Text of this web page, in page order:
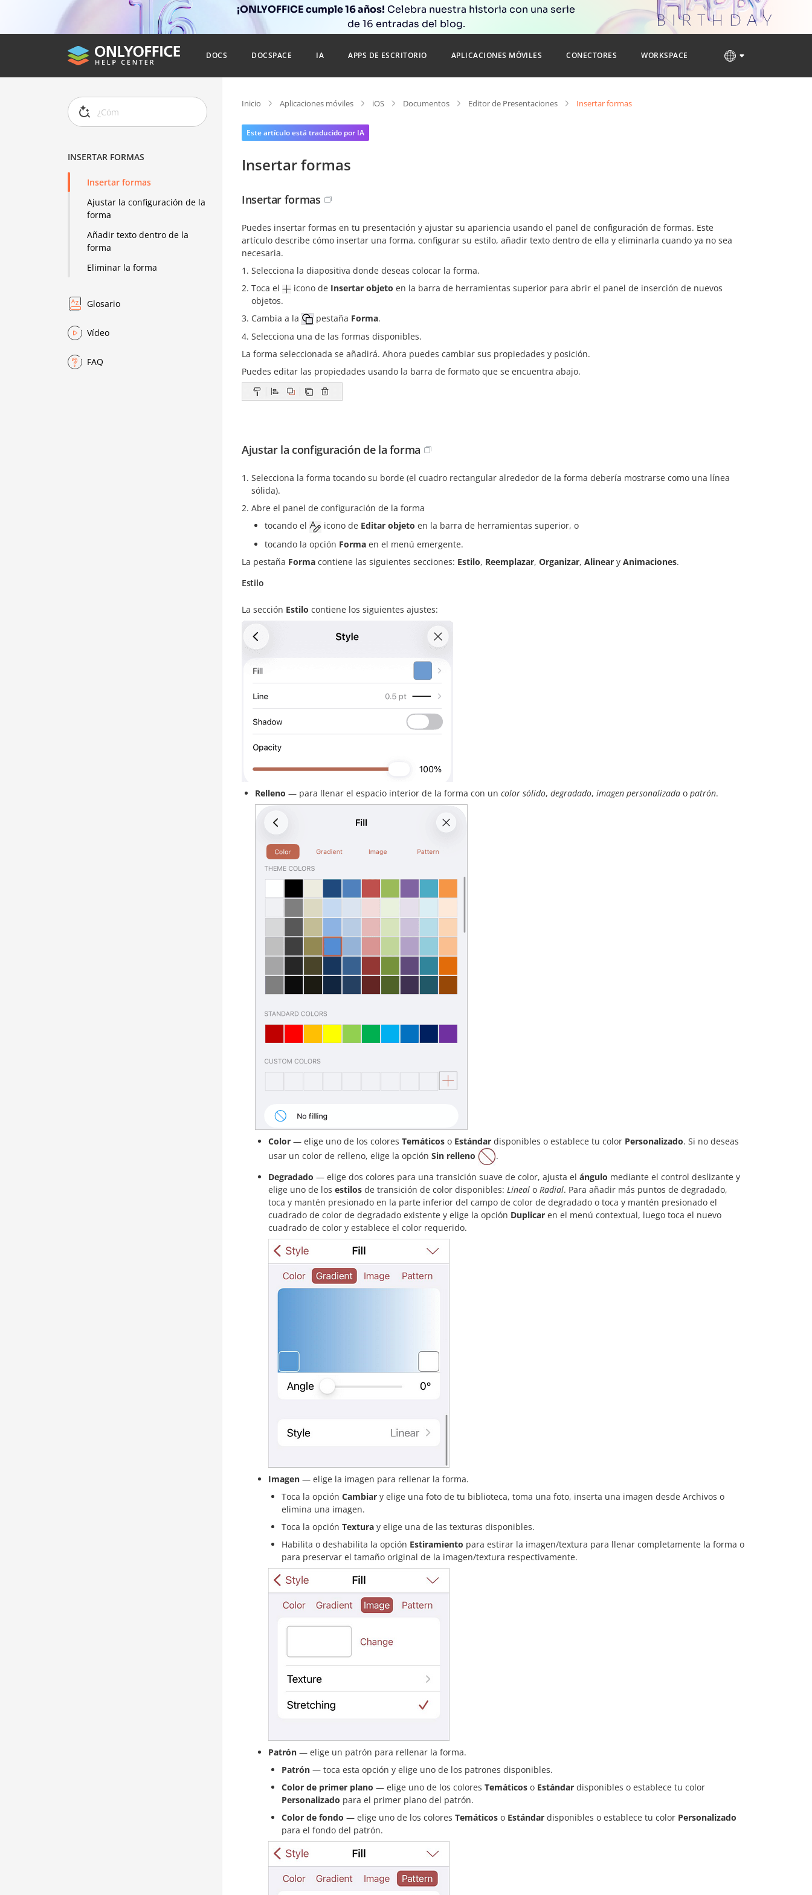
¡ONLYOFFICE cumple 16 años! Celebra nuestra historia con una serie
de 16 entradas del blog.
DOCS DOCSPACE IA APPS DE ESCRITORIO APLICACIONES MÓVILES CONECTORES WORKSPACE
INSERTAR FORMAS
Insertar formas
Ajustar la configuración de la
forma
Añadir texto dentro de la
forma
Eliminar la forma
Glosario
Vídeo
FAQ
Inicio Aplicaciones móviles iOS Documentos Editor de Presentaciones Insertar formas
Este artículo está traducido por IA
Insertar formas
Insertar formas
Puedes insertar formas en tu presentación y ajustar su apariencia usando el panel de configuración de formas. Este
artículo describe cómo insertar una forma, configurar su estilo, añadir texto dentro de ella y eliminarla cuando ya no sea
necesaria.
Selecciona la diapositiva donde deseas colocar la forma.
Toca el
icono de Insertar objeto en la barra de herramientas superior para abrir el panel de inserción de nuevos
objetos.
Cambia a la
pestaña Forma.
Selecciona una de las formas disponibles.
La forma seleccionada se añadirá. Ahora puedes cambiar sus propiedades y posición.
Puedes editar las propiedades usando la barra de formato que se encuentra abajo.
Ajustar la configuración de la forma
Selecciona la forma tocando su borde (el cuadro rectangular alrededor de la forma debería mostrarse como una línea
sólida).
Abre el panel de configuración de la forma
tocando el
icono de Editar objeto en la barra de herramientas superior, o
tocando la opción Forma en el menú emergente.
La pestaña Forma contiene las siguientes secciones: Estilo, Reemplazar, Organizar, Alinear y Animaciones.
Estilo
La sección Estilo contiene los siguientes ajustes:
Relleno — para llenar el espacio interior de la forma con un color sólido, degradado, imagen personalizada o patrón.
Color — elige uno de los colores Temáticos o Estándar disponibles o establece tu color Personalizado. Si no deseas
usar un color de relleno, elige la opción Sin relleno
.
Degradado — elige dos colores para una transición suave de color, ajusta el ángulo mediante el control deslizante y
elige uno de los estilos de transición de color disponibles: Lineal o Radial. Para añadir más puntos de degradado,
toca y mantén presionado en la parte inferior del campo de color de degradado o toca y mantén presionado el
cuadrado de color de degradado existente y elige la opción Duplicar en el menú contextual, luego toca el nuevo
cuadrado de color y establece el color requerido.
Imagen — elige la imagen para rellenar la forma.
Toca la opción Cambiar y elige una foto de tu biblioteca, toma una foto, inserta una imagen desde Archivos o
elimina una imagen.
Toca la opción Textura y elige una de las texturas disponibles.
Habilita o deshabilita la opción Estiramiento para estirar la imagen/textura para llenar completamente la forma o
para preservar el tamaño original de la imagen/textura respectivamente.
Patrón — elige un patrón para rellenar la forma.
Patrón — toca esta opción y elige uno de los patrones disponibles.
Color de primer plano — elige uno de los colores Temáticos o Estándar disponibles o establece tu color
Personalizado para el primer plano del patrón.
Color de fondo — elige uno de los colores Temáticos o Estándar disponibles o establece tu color Personalizado
para el fondo del patrón.